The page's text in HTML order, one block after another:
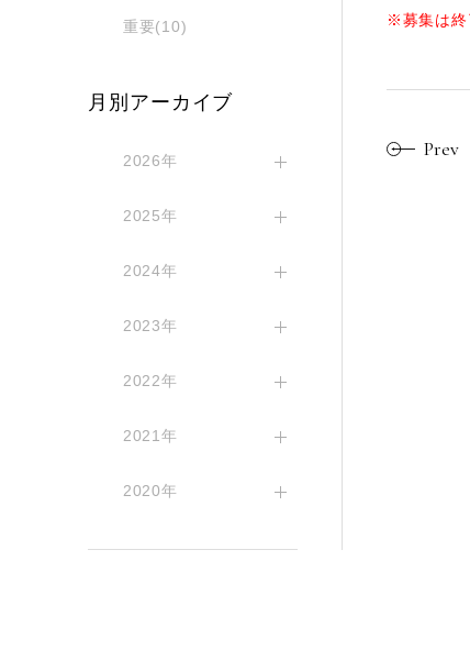
※募集は終
Prev
重要(10)
月別アーカイブ
2026年
2025年
2024年
2023年
2022年
2021年
2020年